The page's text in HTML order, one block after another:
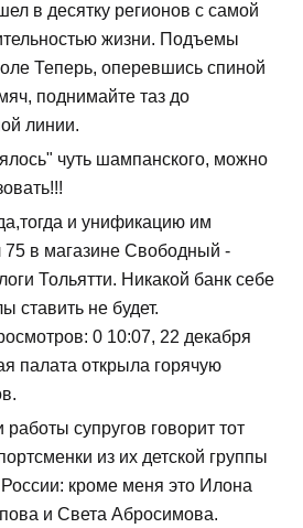
в десятку регионов с самой
жизни. Подъемы
Теперь, оперевшись спиной
поднимайте таз до
линии.
чуть шампанского, можно
и унификацию им
в магазине Свободный -
Тольятти. Никакой банк себе
ставить не будет.
0 10:07, 22 декабря
палата открыла горячую
супругов говорит тот
из их детской группы
кроме меня это Илона
и Света Абросимова.